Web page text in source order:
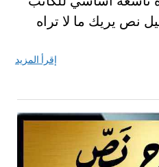
نص يريك ما لا تراه
إقرأ المزيد